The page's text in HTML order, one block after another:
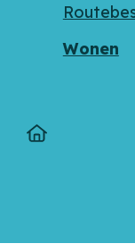
Type
Wonen